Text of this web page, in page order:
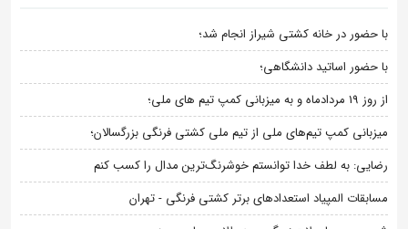
با حضور در خانه کشتی شیراز انجام شد؛
با حضور اساتید دانشگاهی؛
از روز 19 مردادماه و به میزبانی کمپ تیم های ملی؛
میزبانی کمپ تیم‌های ملی از تیم ملی کشتی فرنگی بزرگسالان؛
رضایی: به لطف خدا توانستم خوشرنگ‌ترین مدال را کسب کنم
مسابقات المپیاد استعدادهای برتر کشتی فرنگی - تهران